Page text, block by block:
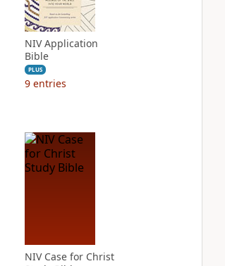
NIV Application
Bible
PLUS
9 entries
NIV Case for Christ